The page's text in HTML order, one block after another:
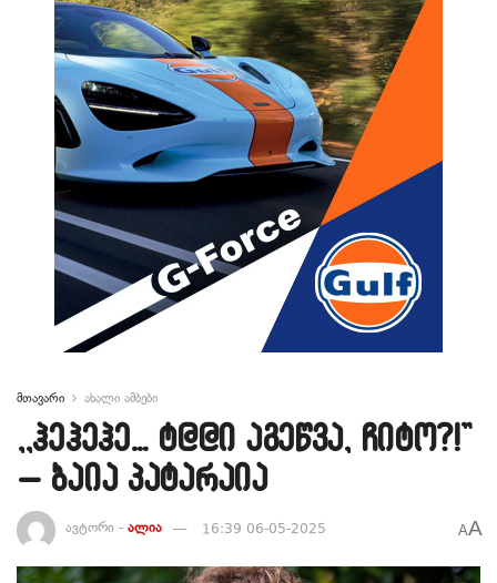
მთავარი ახალი ამბები
,,ჰეჰეჰე… ტ@@ი აგეწვა, ჩიტო?!”
– ბაია პატარაია
ავტორი - ალია 16:39 06-05-2025 AA